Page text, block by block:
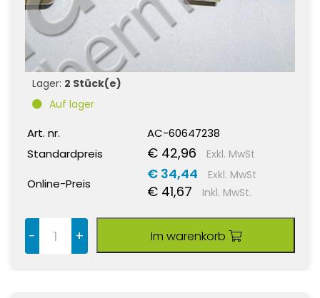
Lager: 2 Stück(e)
Auf lager
Art. nr.
AC-60647238
Standardpreis
€ 42,96 Exkl. MwSt
Online-Preis
€ 34,44 Exkl. MwSt
€ 41,67 Inkl. MwSt.
- + Im warenkorb